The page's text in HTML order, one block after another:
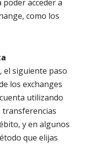
acceder a
como los
el siguiente paso
los exchanges
utilizando
transferencias
y en algunos
que elijas